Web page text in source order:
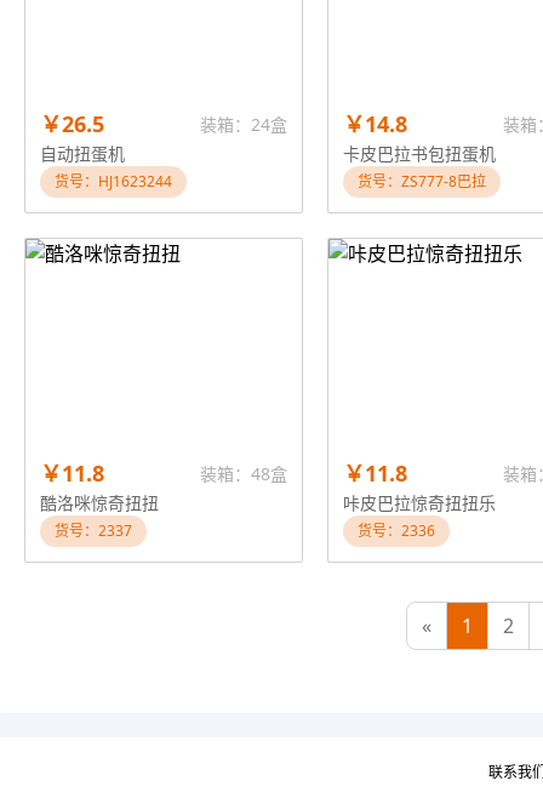
￥26.5
装箱：24盒
自动扭蛋机
货号：HJ1623244
￥14.8
装箱
卡皮巴拉书包扭蛋机
货号：ZS777-8巴拉
￥11.8
装箱：48盒
酷洛咪惊奇扭扭
货号：2337
￥11.8
装箱
咔皮巴拉惊奇扭扭乐
货号：2336
« 1 2
联系我